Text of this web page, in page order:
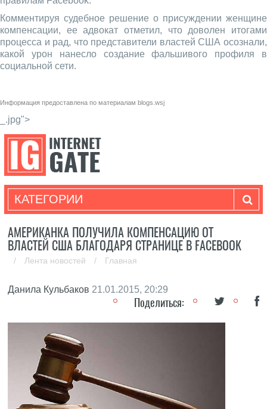
Комментируя судебное решение о присуждении женщине
компенсации, ее адвокат отметил, что доволен итогами
процесса и рад, что представители властей США осознали,
какой урон нанесло создание фальшивого профиля в
социальной сети.
Информация предоставлена по материалам blogs.wsj
_.jpg">
КАТЕГОРИИ
АМЕРИКАНКА ПОЛУЧИЛА КОМПЕНСАЦИЮ ОТ
ВЛАСТЕЙ США БЛАГОДАРЯ СТРАНИЦЕ В FACEBOOK
/ Лента новостей / Главная
Данила Кульбаков 21.01.2015, 20:29
Поделиться: